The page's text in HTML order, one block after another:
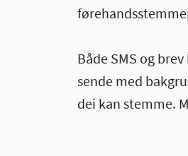
Både SMS og
sende med
dei kan stemme.